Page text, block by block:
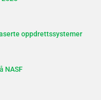
oppdrettssystemer
NASF